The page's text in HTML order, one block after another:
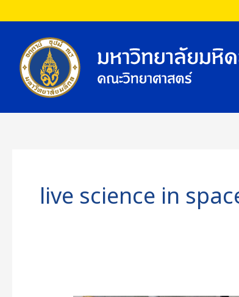
to
content
live science in